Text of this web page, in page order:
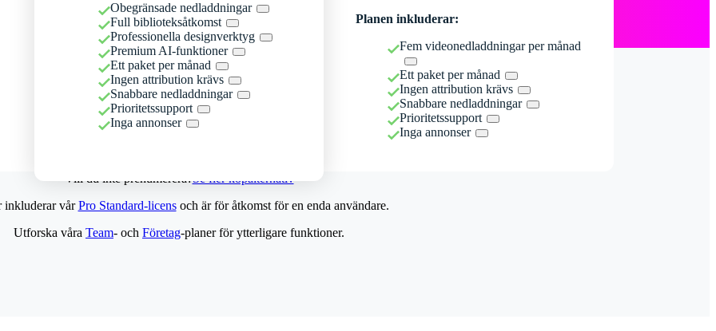
Obegränsade nedladdningar
Full biblioteksåtkomst
Professionella designverktyg
Premium AI-funktioner
Ett paket per månad
Ingen attribution krävs
Snabbare nedladdningar
Prioritetssupport
Inga annonser
Planen inkluderar:
Fem videonedladdningar per månad
Ett paket per månad
Ingen attribution krävs
Snabbare nedladdningar
Prioritetssupport
Inga annonser
Vill du inte prenumerera?Se fler köpalternativ
inkluderar vårPro Standard-licensoch är för åtkomst för en enda användare.
Utforska våra Team- och Företag-planer för ytterligare funktioner.